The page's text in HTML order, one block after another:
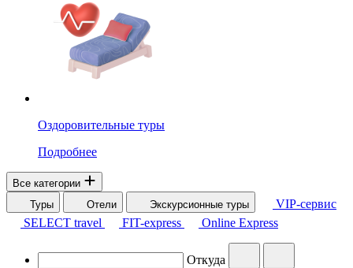
Оздоровительные туры
Подробнее
Все категории
Туры
Отели Экскурсионные туры
VIP-сервис
SELECT travel
FIT-express Online Express
Откуда